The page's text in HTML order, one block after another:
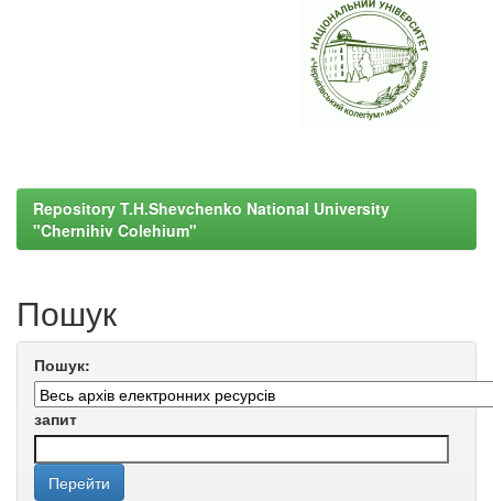
Repository T.H.Shevchenko National University
"Chernihiv Colehium"
Пошук
Пошук:
запит